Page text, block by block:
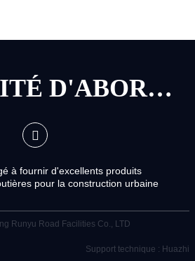
LA QUALITÉ D'ABORD, LE SERVICE D'ABORD
à fournir d'excellents produits
pour la construction urbaine
Runyu Road Facilities Co., LTD
Support technique : Huazhi